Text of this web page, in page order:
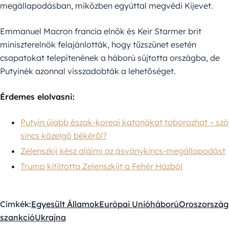
megállapodásban, miközben egyúttal megvédi Kijevet.
Emmanuel Macron francia elnök és Keir Starmer brit
miniszterelnök felajánlották, hogy tűzszünet esetén
csapatokat telepítenének a háború sújtotta országba, de
Putyinék azonnal visszadobták a lehetőséget.
Érdemes elolvasni:
Putyin újabb észak-koreai katonákat toborozhat – szó
sincs közelgő békéről?
Zelenszkij kész aláírni az ásványkincs-megállapodást
Trump kitiltotta Zelenszkijt a Fehér Házból
Címkék:Egyesült ÁllamokEurópai UnióháborúOroszország
szankcióUkrajna